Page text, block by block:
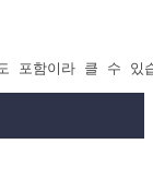
포함이라 클 수 있